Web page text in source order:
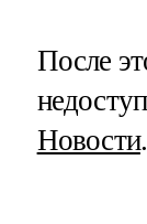
После
Новости.